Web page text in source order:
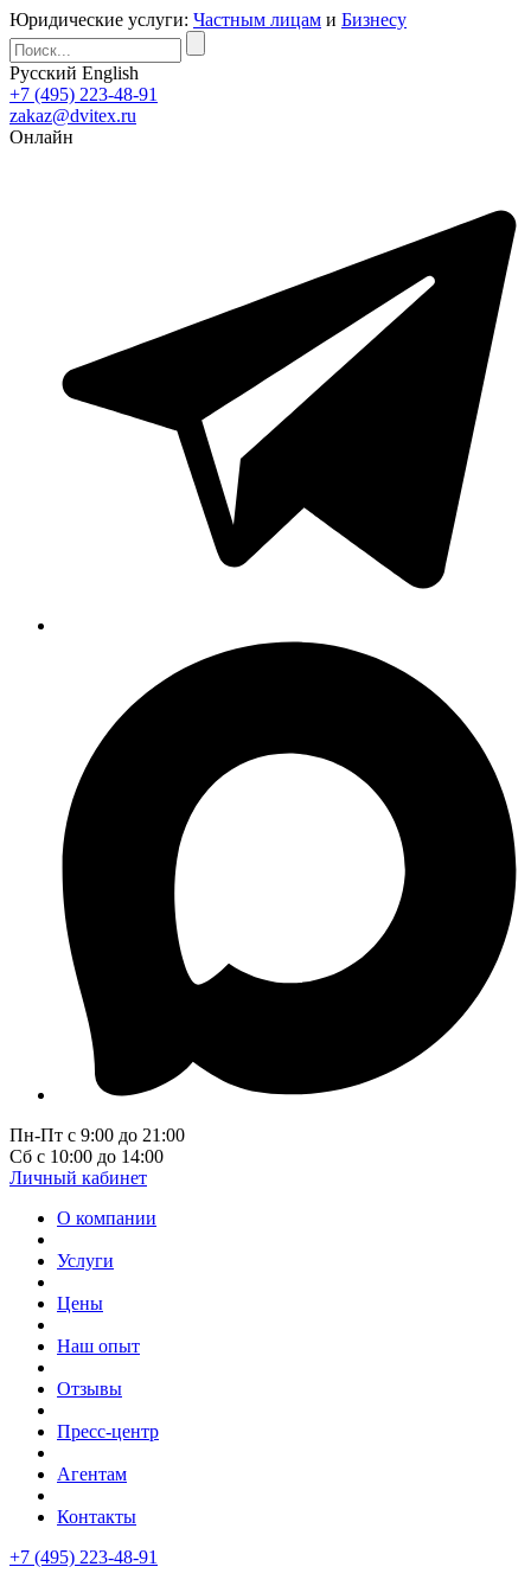
Юридические услуги: Частным лицам и Бизнесу
Русский English
+7 (495) 223-48-91
zakaz@dvitex.ru
Онлайн
Пн-Пт с 9:00 до 21:00
Сб с 10:00 до 14:00
Личный кабинет
О компании
Услуги
Цены
Наш опыт
Отзывы
Пресс-центр
Агентам
Контакты
+7 (495) 223-48-91